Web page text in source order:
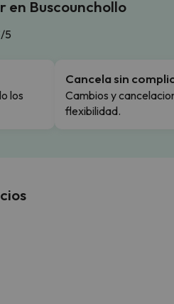
en Buscounchollo
5
los
Cancela sin
Cambios y
flexibilidad.